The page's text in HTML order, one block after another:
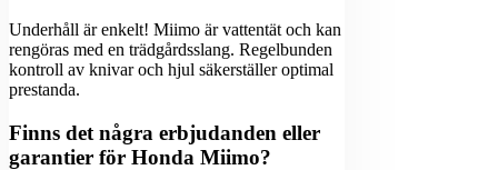
Underhåll är enkelt! Miimo är vattentät och kan
rengöras med en trädgårdsslang. Regelbunden
kontroll av knivar och hjul säkerställer optimal
prestanda.
Finns det några erbjudanden eller
garantier för Honda Miimo?